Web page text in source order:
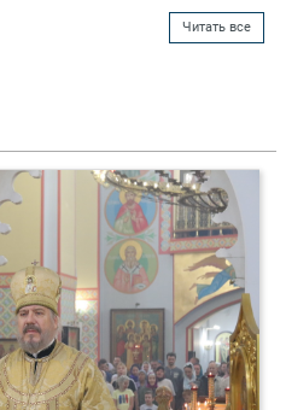
Читать все